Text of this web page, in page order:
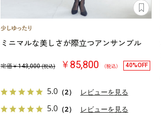
ミニマルな美しさが際立つアンサンブル
定価￥143,000 (税込) ￥85,800 （税込） 40%OFF
5.0（2） レビューを見る
5.0（2） レビューを見る